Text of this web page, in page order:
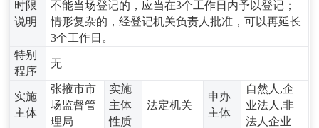
时限
说明
不能当场登记的，应当在3个工作日内予以登记；
情形复杂的，经登记机关负责人批准，可以再延长
3个工作日。
特别
程序
无
实施
主体
张掖市市
场监督管
理局
实施
主体
性质
法定机关
申办
主体
自然人,企
业法人,非
法人企业